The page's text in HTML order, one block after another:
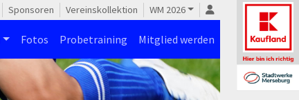
Sponsoren Vereinskollektion WM 2026
Fotos Probetraining Mitglied werden